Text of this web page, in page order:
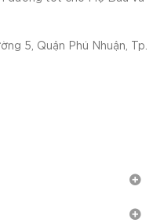
5, Quận Phú Nhuận, Tp.